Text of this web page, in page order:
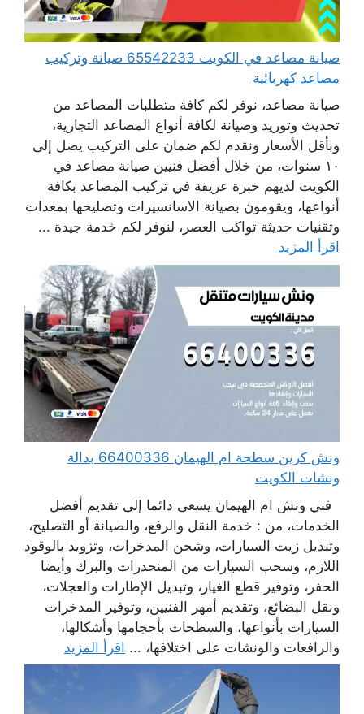
صيانة مصاعد في الكويت 65542233 صيانة وتركيب
مصاعد كهربائية
صيانة مصاعد، نوفر لكم كافة متطلبات المصاعد من
تحديث وتوريد وصيانة لكافة أنواع المصاعد التجارية،
وبأقل الأسعار ونقدم لكم ضمان على التركيب يصل إلى
١٠ سنوات، من خلال أفضل فنيين صيانة مصاعد في
الكويت لديهم خبرة عريقة في تركيب المصاعد بكافة
أنواعها، ويقومون بصيانة الاسانسيرات وتصليحها بمعدات
وتقنيات حديثة تواكب العصر، لنوفر لكم خدمة جيدة ...
اقرأ المزيد
ونش كرين سطحة ام الهيمان 66400336 بدالة
ونشات الكويت
فني ونش ام الهيمان يسعى دائما إلى تقديم أفضل
الخدمات، من : خدمة النقل والرفع، والصيانة أو التصليح،
وتبديل زيت السيارات، وشحن المدخرات، وتزويد بالوقود
اللازم، وسحب السيارات من المنحدرات والبرك وأيضا
الحفر، وتوفير قطع الغيار، وتبديل الإطارات والعجلات،
ونقل البضائع، وتقديم أمهر الفنيين، وتوفير المدخرات
السيارات بأنواعها، والسطحات بأحجامها وأشكالها،
والرافعات والونشات على اختلافها، ... اقرأ المزيد